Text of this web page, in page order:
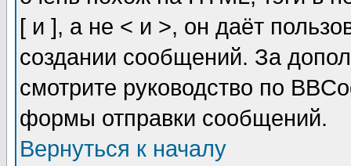
[ и ], а не < и >, он даёт
создании сообщений. За
смотрите руководство по
формы отправки сообщений.
Вернуться к началу